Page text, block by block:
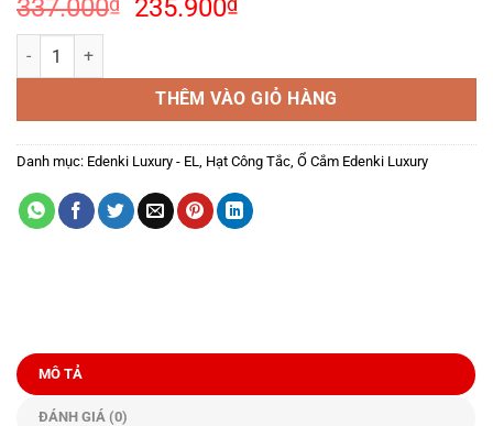
337.000
Giá
337.000₫.
235.900 Giá
là:
235.900₫.
Hạt công tắc ba 2 chiều/có đèn led – EL-203L số lượng
THÊM VÀO GIỎ HÀNG
Danh mục: Edenki Luxury - EL, Hạt Công Tắc, Ổ Cắm Edenki Luxury
MÔ TẢ
ĐÁNH GIÁ (0)